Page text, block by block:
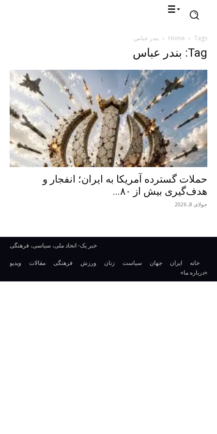
Home Tags بندر عباس
Tag: بندر عباس
حملات گسترده آمریکا به ایران؛ انفجار و
هدف‌گیری بیش از ۸۰...
جولای 8, 2026
خبر یک- اتحاد ملی، سیاسی، فرهنگی
خانه ایران جهان سیاست زنان ورزش فرهنگی مقالات
ویدیو
«درباره ما»